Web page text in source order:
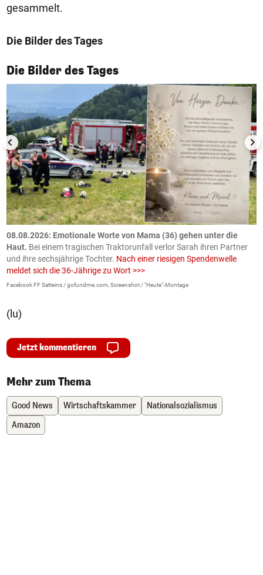
gesammelt.
Die Bilder des Tages
Die Bilder des Tages
1/50
08.08.2026: Emotionale Worte von Mama (36) gehen unter die
Haut. Bei einem tragischen Traktorunfall verlor Sarah ihren Partner
und ihre sechsjährige Tochter. Nach einer riesigen Spendenwelle
meldet sich die 36-Jährige zu Wort >>>
Facebook FF Satteins / gofundme.com, Screenshot / "Heute"-Montage
(lu)
Jetzt kommentieren
Mehr zum Thema
Good News Wirtschaftskammer
Nationalsozialismus
Amazon